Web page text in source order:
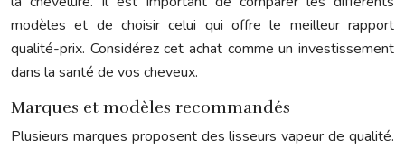
modèles et de choisir celui qui offre le meilleur rapport
qualité-prix. Considérez cet achat comme un investissement
dans la santé de vos cheveux.
Marques et modèles recommandés
Plusieurs marques proposent des lisseurs vapeur de qualité.